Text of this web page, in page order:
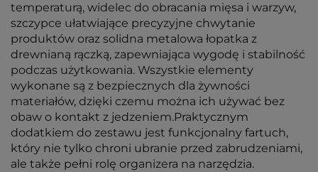
temperaturą, widelec do obracania mięsa i warzyw,
szczypce ułatwiające precyzyjne chwytanie
produktów oraz solidna metalowa łopatka z
drewnianą rączką, zapewniająca wygodę i stabilność
podczas użytkowania. Wszystkie elementy
wykonane są z bezpiecznych dla żywności
materiałów, dzięki czemu można ich używać bez
obaw o kontakt z jedzeniem.Praktycznym
dodatkiem do zestawu jest funkcjonalny fartuch,
który nie tylko chroni ubranie przed zabrudzeniami,
ale także pełni rolę organizera na narzędzia.